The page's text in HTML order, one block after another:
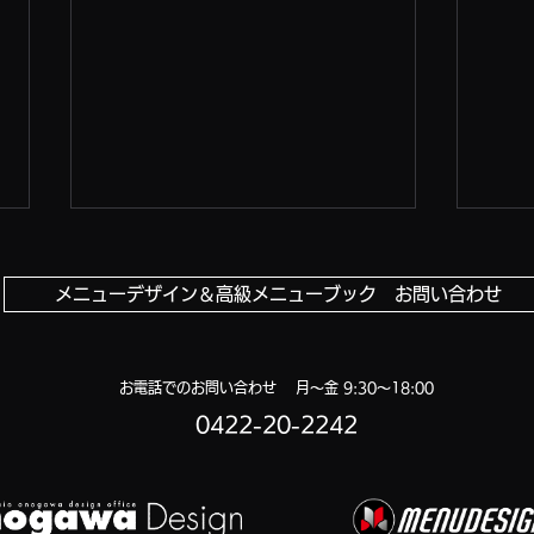
さらにパワーアップ！
メニューデザイン＆高級メニューブック お問い合わせ
お電話でのお問い合わせ 月〜金 9:30〜18:00
0422-20-2242